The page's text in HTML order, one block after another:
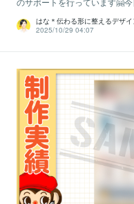
はな＊伝わる形に整えるデザ
2025/10/29 04:07